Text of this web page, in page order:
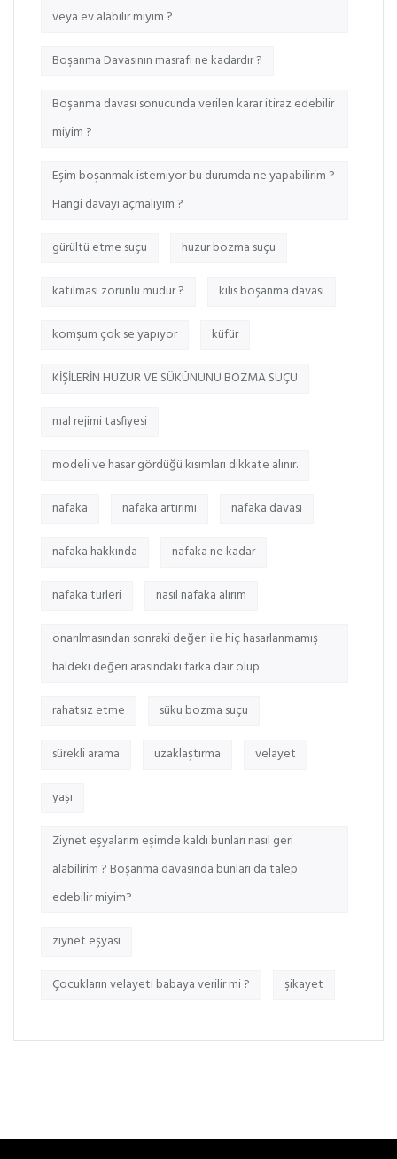
veya ev alabilir miyim ?
Boşanma Davasının masrafı ne kadardır ?
Boşanma davası sonucunda verilen karar itiraz edebilir
miyim ?
Eşim boşanmak istemiyor bu durumda ne yapabilirim ?
Hangi davayı açmalıyım ?
gürültü etme suçu huzur bozma suçu
katılması zorunlu mudur ? kilis boşanma davası
komşum çok se yapıyor küfür
KİŞİLERİN HUZUR VE SÜKÛNUNU BOZMA SUÇU
mal rejimi tasfiyesi
modeli ve hasar gördüğü kısımları dikkate alınır.
nafaka nafaka artırımı nafaka davası
nafaka hakkında nafaka ne kadar
nafaka türleri nasıl nafaka alırım
onarılmasından sonraki değeri ile hiç hasarlanmamış
haldeki değeri arasındaki farka dair olup
rahatsız etme süku bozma suçu
sürekli arama uzaklaştırma velayet
yaşı
Ziynet eşyalarım eşimde kaldı bunları nasıl geri
alabilirim ? Boşanma davasında bunları da talep
edebilir miyim?
ziynet eşyası
Çocukların velayeti babaya verilir mi ? şikayet